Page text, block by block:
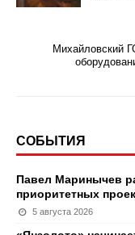
Михайловский
СОБЫТИЯ
Павел Маринычев
приоритетных
5 августа 2026